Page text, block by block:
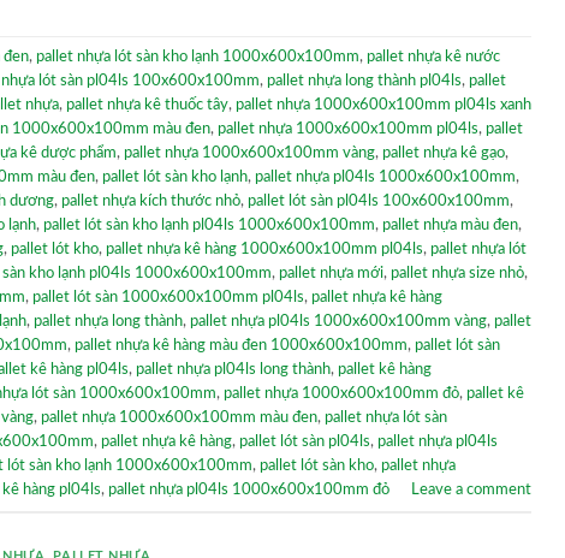
đen, pallet nhựa lót sàn kho lạnh 1000x600x100mm, pallet nhựa kê nước
nhựa lót sàn pl04ls 100x600x100mm, pallet nhựa long thành pl04ls, pallet
nhựa, pallet nhựa kê thuốc tây, pallet nhựa 1000x600x100mm pl04ls xanh
1000x600x100mm màu đen, pallet nhựa 1000x600x100mm pl04ls, pallet
kê dược phẩm, pallet nhựa 1000x600x100mm vàng, pallet nhựa kê gạo,
màu đen, pallet lót sàn kho lạnh, pallet nhựa pl04ls 1000x600x100mm,
dương, pallet nhựa kích thước nhỏ, pallet lót sàn pl04ls 100x600x100mm,
lạnh, pallet lót sàn kho lạnh pl04ls 1000x600x100mm, pallet nhựa màu đen,
, pallet lót kho, pallet nhựa kê hàng 1000x600x100mm pl04ls, pallet nhựa lót
sàn kho lạnh pl04ls 1000x600x100mm, pallet nhựa mới, pallet nhựa size nhỏ,
, pallet lót sàn 1000x600x100mm pl04ls, pallet nhựa kê hàng
, pallet nhựa long thành, pallet nhựa pl04ls 1000x600x100mm vàng, pallet
, pallet nhựa kê hàng màu đen 1000x600x100mm, pallet lót sàn
kê hàng pl04ls, pallet nhựa pl04ls long thành, pallet kê hàng
lót sàn 1000x600x100mm, pallet nhựa 1000x600x100mm đỏ, pallet kê
, pallet nhựa 1000x600x100mm màu đen, pallet nhựa lót sàn
, pallet nhựa kê hàng, pallet lót sàn pl04ls, pallet nhựa pl04ls
lót sàn kho lạnh 1000x600x100mm, pallet lót sàn kho, pallet nhựa
hàng pl04ls, pallet nhựa pl04ls 1000x600x100mm đỏ Leave a comment